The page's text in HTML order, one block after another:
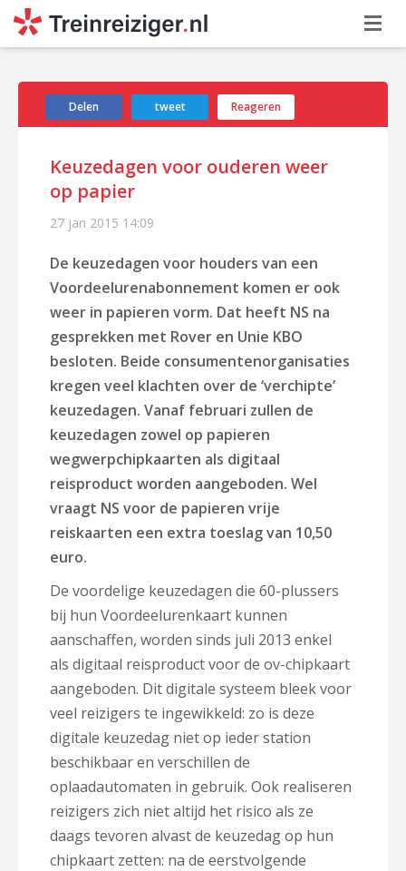
Delen tweet Reageren
Keuzedagen voor ouderen weer
op papier
27 jan 2015 14:09
De keuzedagen voor houders van een
Voordeelurenabonnement komen er ook
weer in papieren vorm. Dat heeft NS na
gesprekken met Rover en Unie KBO
besloten. Beide consumentenorganisaties
kregen veel klachten over de ‘verchipte’
keuzedagen. Vanaf februari zullen de
keuzedagen zowel op papieren
wegwerpchipkaarten als digitaal
reisproduct worden aangeboden. Wel
vraagt NS voor de papieren vrije
reiskaarten een extra toeslag van 10,50
euro.
De voordelige keuzedagen die 60-plussers
bij hun Voordeelurenkaart kunnen
aanschaffen, worden sinds juli 2013 enkel
als digitaal reisproduct voor de ov-chipkaart
aangeboden. Dit digitale systeem bleek voor
veel reizigers te ingewikkeld: zo is deze
digitale keuzedag niet op ieder station
beschikbaar en verschillen de
oplaadautomaten in gebruik. Ook realiseren
reizigers zich niet altijd het risico als ze
daags tevoren alvast de keuzedag op hun
chipkaart zetten: na de eerstvolgende